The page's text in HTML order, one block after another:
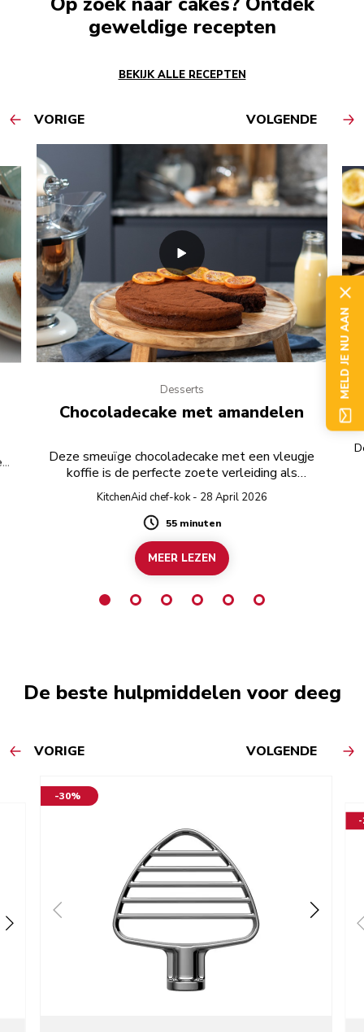
geweldige recepten
BEKIJK ALLE RECEPTEN
VORIGE VOLGENDE
Desserts
Chocoladecake met amandelen
Deze smeuïge chocoladecake met een vleugje
koffie is de perfecte zoete verleiding als
afsluiting van de maaltijd. Gebruik voor een
helemaal glutenvrij recept glutenvrije pure
chocolade.
KitchenAid chef-kok - 28 April 2026
Duration
55 minuten
MEER LEZEN
De beste hulpmiddelen voor deeg
VORIGE VOLGENDE
-30%
-
MELD JE NU AAN